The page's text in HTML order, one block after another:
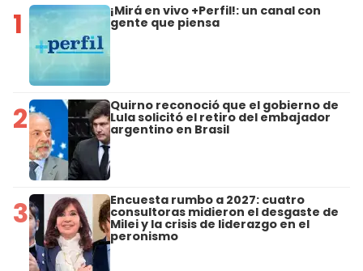
1 ¡Mirá en vivo +Perfil!: un canal con
gente que piensa
2 Quirno reconoció que el gobierno de
Lula solicitó el retiro del embajador
argentino en Brasil
3 Encuesta rumbo a 2027: cuatro
consultoras midieron el desgaste de
Milei y la crisis de liderazgo en el
peronismo